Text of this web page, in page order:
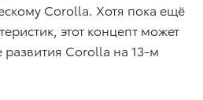
Corolla. Хотя пока ещё
этот концепт может
развития Corolla на 13-м